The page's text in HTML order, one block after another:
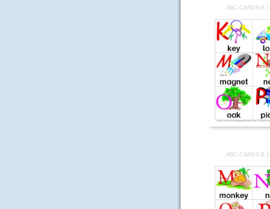
ABC-CARDS-B
ABC-CARDS-B